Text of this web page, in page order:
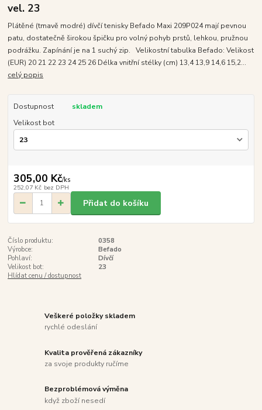
vel. 23
Plátěné (tmavě modré) dívčí tenisky Befado Maxi 209P024 mají pevnou
patu, dostatečně širokou špičku pro volný pohyb prstů, lehkou, pružnou
podrážku. Zapínání je na 1 suchý zip. Velikostní tabulka Befado: Velikost
(EUR) 20 21 22 23 24 25 26 Délka vnitřní stélky (cm) 13,4 13,9 14,6 15,2...
celý popis
Dostupnost
skladem
Velikost bot
305,00 Kč/ks
252,07 Kč bez DPH
Přidat do košíku
Číslo produktu:
0358
Výrobce:
Befado
Pohlaví:
Dívčí
Velikost bot:
23
Hlídat cenu / dostupnost
Veškeré položky skladem
rychlé odeslání
Kvalita prověřená zákazníky
za svoje produkty ručíme
Bezproblémová výměna
když zboží nesedí